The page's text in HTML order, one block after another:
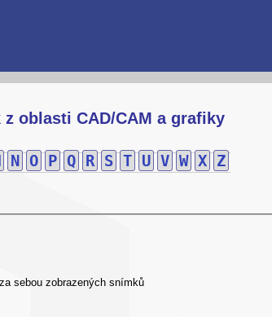
oblasti CAD/CAM a grafiky
N O P Q R S T U V W X Z
sebou zobrazených snímků